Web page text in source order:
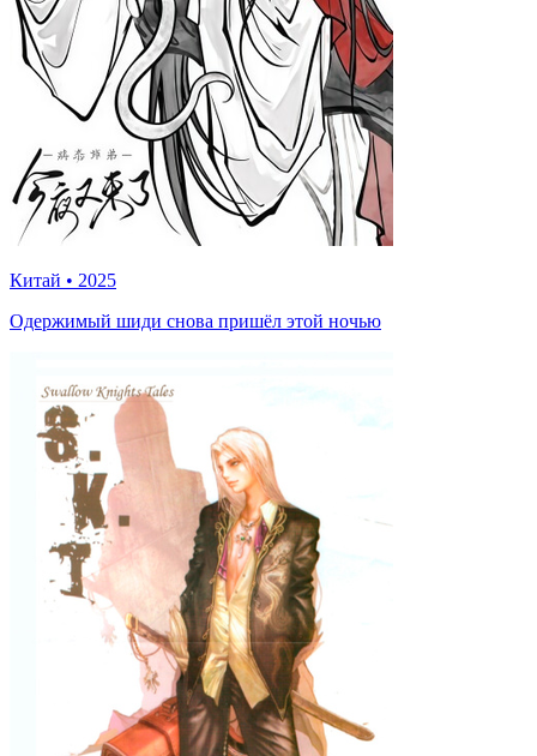
Китай • 2025
Одержимый шиди снова пришёл этой ночью